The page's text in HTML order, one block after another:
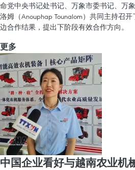
命党中央书记处书记、万象市委书记、万
洛姆（Anouphap Tounalom）共同主持召
边合作结果，提出下阶段有效合作方向。
更多
中国企业看好与越南农业机